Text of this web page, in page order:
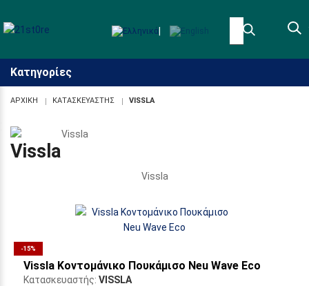
Κατηγορίες
ΑΡΧΙΚΉ ΚΑΤΑΣΚΕΥΑΣΤΉΣ VISSLA
Vissla
Vissla
-15%
Vissla Κοντομάνικο Πουκάμισο Neu Wave Eco
Κατασκευαστής: VISSLA
Προσβασιμότητα